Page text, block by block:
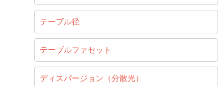
テーブル径
テーブルファセット
ディスパージョン（分散光）